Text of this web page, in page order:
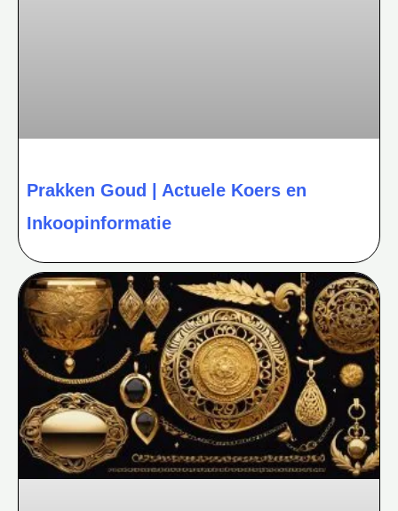
Prakken Goud | Actuele Koers en
Inkoopinformatie